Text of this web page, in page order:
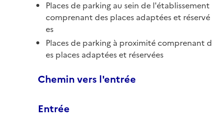
Places de parking au sein de l'établissement
comprenant des places adaptées et réservé
es
Places de parking à proximité comprenant d
es places adaptées et réservées
Chemin vers l'entrée
Entrée